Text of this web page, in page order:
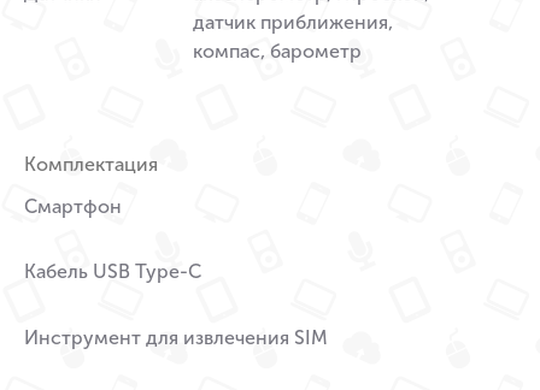
датчик приближения,
компас, барометр
Комплектация
Смартфон
Кабель USB Type-C
Инструмент для извлечения SIM